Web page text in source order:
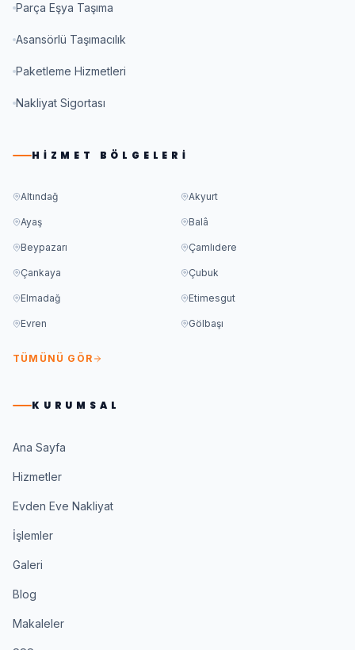
Parça Eşya Taşıma
Asansörlü Taşımacılık
Paketleme Hizmetleri
Nakliyat Sigortası
HIZMET BÖLGELERI
Altındağ Akyurt
Ayaş Balâ
Beypazarı Çamlıdere
Çankaya Çubuk
Elmadağ Etimesgut
Evren Gölbaşı
TÜMÜNÜ GÖR
KURUMSAL
Ana Sayfa
Hizmetler
Evden Eve Nakliyat
İşlemler
Galeri
Blog
Makaleler